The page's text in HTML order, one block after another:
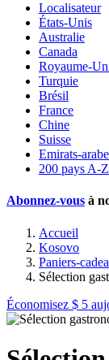
Localisateur
États-Unis
Australie
Canada
Royaume-
Turquie
Brésil
France
Chine
Suisse
Emirats-
200 pays A-Z
Abonnez-vous à
Accueil
Kosovo
Paniers-
Sélection
Économisez $ 5